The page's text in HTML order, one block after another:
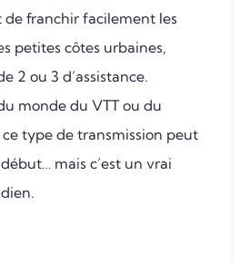
de franchir facilement les
petites côtes urbaines,
2 ou 3 d’assistance.
monde du VTT ou du
type de transmission peut
mais c’est un vrai